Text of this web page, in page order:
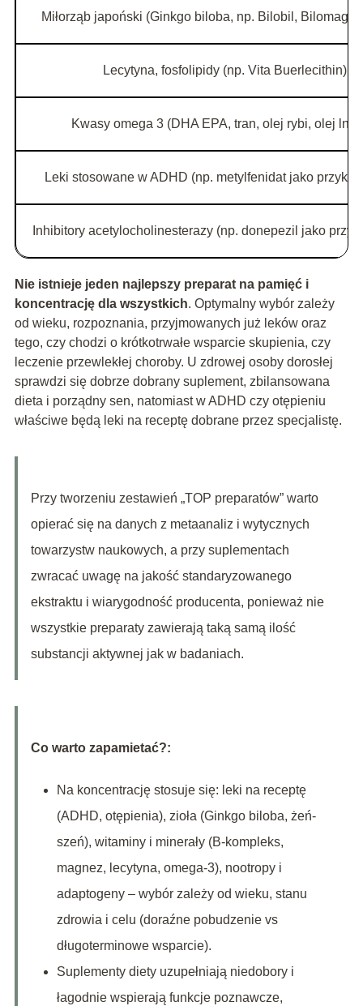
Miłorząb japoński (Ginkgo biloba, np. Bilobil, Bilomag,
Lecytyna, fosfolipidy (np. Vita Buerlecithin)
Kwasy omega 3 (DHA EPA, tran, olej rybi, olej
Leki stosowane w ADHD (np. metylfenidat jako
Inhibitory acetylocholinesterazy (np. donepezil jako
Nie istnieje jeden najlepszy preparat na pamięć i
koncentrację dla wszystkich. Optymalny wybór zależy
od wieku, rozpoznania, przyjmowanych już leków oraz
tego, czy chodzi o krótkotrwałe wsparcie skupienia, czy
leczenie przewlekłej choroby. U zdrowej osoby dorosłej
sprawdzi się dobrze dobrany suplement, zbilansowana
dieta i porządny sen, natomiast w ADHD czy otępieniu
właściwe będą leki na receptę dobrane przez specjalistę.
Przy tworzeniu zestawień „TOP preparatów” warto
opierać się na danych z metaanaliz i wytycznych
towarzystw naukowych, a przy suplementach
zwracać uwagę na jakość standaryzowanego
ekstraktu i wiarygodność producenta, ponieważ nie
wszystkie preparaty zawierają taką samą ilość
substancji aktywnej jak w badaniach.
Co warto zapamietać?:
Na koncentrację stosuje się: leki na receptę
(ADHD, otępienia), zioła (Ginkgo biloba, żeń-
szeń), witaminy i minerały (B-kompleks,
magnez, lecytyna, omega-3), nootropy i
adaptogeny – wybór zależy od wieku, stanu
zdrowia i celu (doraźne pobudzenie vs
długoterminowe wsparcie).
Suplementy diety uzupełniają niedobory i
łagodnie wspierają funkcje poznawcze,